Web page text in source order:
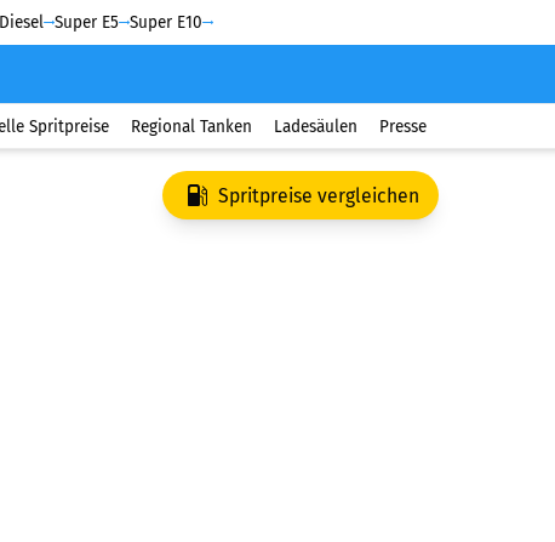
Diesel Super E5 Super E10
Spritpreise Regional Tanken Ladesäulen Presse
Spritpreise vergleichen